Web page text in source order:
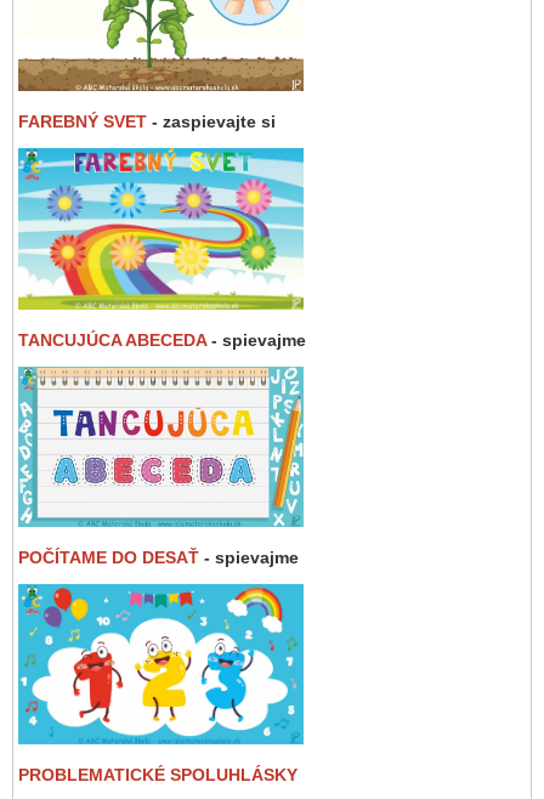
FAREBNÝ SVET - zaspievajte si
TANCUJÚCA ABECEDA- spievajme
POČÍTAME DO DESAŤ - spievajme
PROBLEMATICKÉ SPOLUHLÁSKY